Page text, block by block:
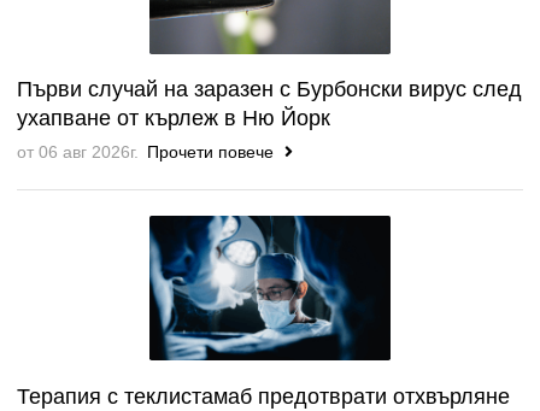
Първи случай на заразен с Бурбонски вирус след
ухапване от кърлеж в Ню Йорк
от 06 авг 2026г. Прочети повече
Терапия с теклистамаб предотврати отхвърляне